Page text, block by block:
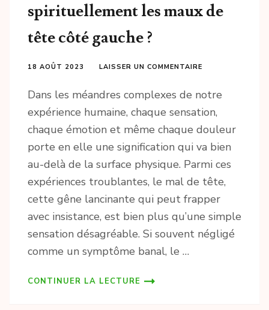
spirituellement les maux de
tête côté gauche ?
18 AOÛT 2023 LAISSER UN COMMENTAIRE
Dans les méandres complexes de notre
expérience humaine, chaque sensation,
chaque émotion et même chaque douleur
porte en elle une signification qui va bien
au-delà de la surface physique. Parmi ces
expériences troublantes, le mal de tête,
cette gêne lancinante qui peut frapper
avec insistance, est bien plus qu’une simple
sensation désagréable. Si souvent négligé
comme un symptôme banal, le …
CONTINUER LA LECTURE